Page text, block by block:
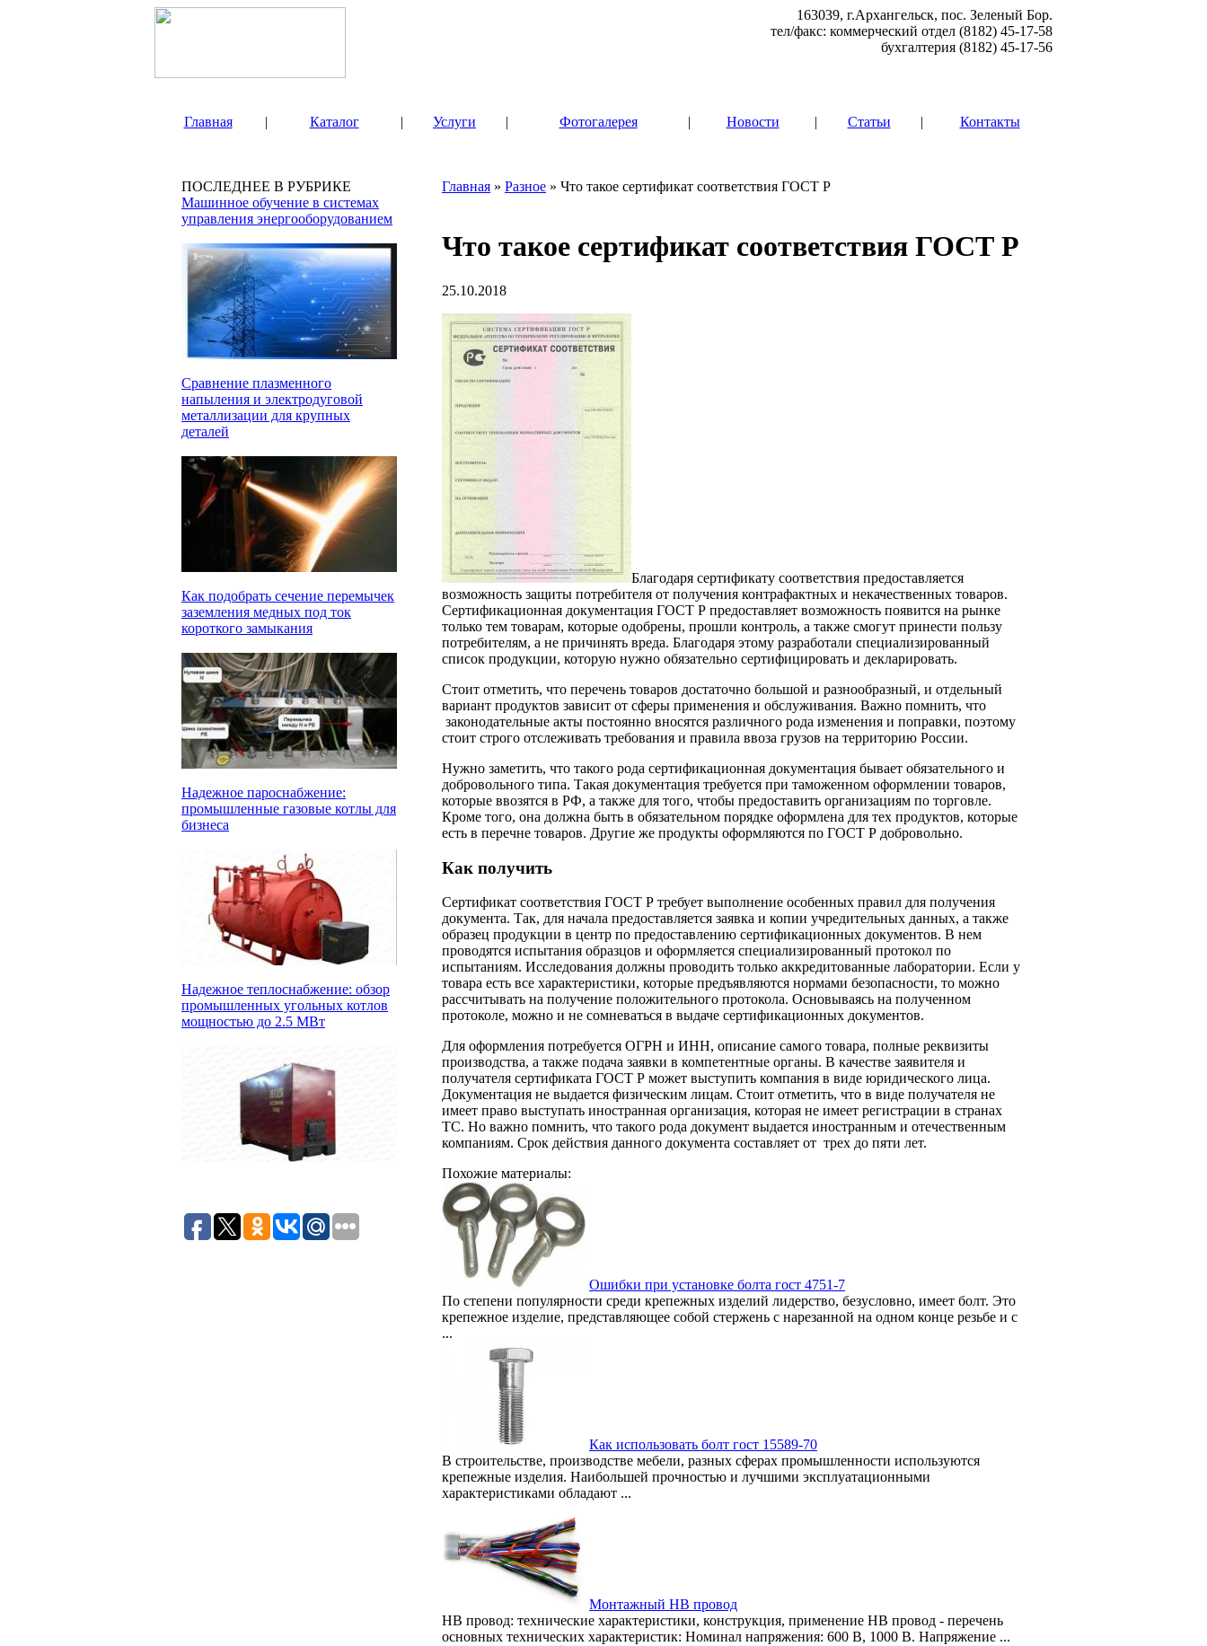
163039, г.Архангельск, пос. Зеленый Бор.
тел/факс: коммерческий отдел (8182) 45-17-58
бухгалтерия (8182) 45-17-56
Главная | Каталог | Услуги | Фотогалерея | Новости | Статьи | Контакты
ПОСЛЕДНЕЕ В РУБРИКЕ
Машинное обучение в системах
управления энергооборудованием
Сравнение плазменного
напыления и электродуговой
металлизации для крупных
деталей
Как подобрать сечение перемычек
заземления медных под ток
короткого замыкания
Надежное пароснабжение:
промышленные газовые котлы для
бизнеса
Надежное теплоснабжение: обзор
промышленных угольных котлов
мощностью до 2.5 МВт
Главная » Разное » Что такое сертификат соответствия ГОСТ Р
Что такое сертификат соответствия ГОСТ Р
25.10.2018
Благодаря сертификату соответствия предоставляется
возможность защиты потребителя от получения контрафактных и некачественных товаров.
Сертификационная документация ГОСТ Р предоставляет возможность появится на рынке
только тем товарам, которые одобрены, прошли контроль, а также смогут принести пользу
потребителям, а не причинять вреда. Благодаря этому разработали специализированный
список продукции, которую нужно обязательно сертифицировать и декларировать.
Стоит отметить, что перечень товаров достаточно большой и разнообразный, и отдельный
вариант продуктов зависит от сферы применения и обслуживания. Важно помнить, что
законодательные акты постоянно вносятся различного рода изменения и поправки, поэтому
стоит строго отслеживать требования и правила ввоза грузов на территорию России.
Нужно заметить, что такого рода сертификационная документация бывает обязательного и
добровольного типа. Такая документация требуется при таможенном оформлении товаров,
которые ввозятся в РФ, а также для того, чтобы предоставить организациям по торговле.
Кроме того, она должна быть в обязательном порядке оформлена для тех продуктов, которые
есть в перечне товаров. Другие же продукты оформляются по ГОСТ Р добровольно.
Как получить
Сертификат соответствия ГОСТ Р требует выполнение особенных правил для получения
документа. Так, для начала предоставляется заявка и копии учредительных данных, а также
образец продукции в центр по предоставлению сертификационных документов. В нем
проводятся испытания образцов и оформляется специализированный протокол по
испытаниям. Исследования должны проводить только аккредитованные лаборатории. Если у
товара есть все характеристики, которые предъявляются нормами безопасности, то можно
рассчитывать на получение положительного протокола. Основываясь на полученном
протоколе, можно и не сомневаться в выдаче сертификационных документов.
Для оформления потребуется ОГРН и ИНН, описание самого товара, полные реквизиты
производства, а также подача заявки в компетентные органы. В качестве заявителя и
получателя сертификата ГОСТ Р может выступить компания в виде юридического лица.
Документация не выдается физическим лицам. Стоит отметить, что в виде получателя не
имеет право выступать иностранная организация, которая не имеет регистрации в странах
ТС. Но важно помнить, что такого рода документ выдается иностранным и отечественным
компаниям. Срок действия данного документа составляет от трех до пяти лет.
Похожие материалы:
Ошибки при установке болта гост 4751-7
По степени популярности среди крепежных изделий лидерство, безусловно, имеет болт. Это
крепежное изделие, представляющее собой стержень с нарезанной на одном конце резьбе и с
...
Как использовать болт гост 15589-70
В строительстве, производстве мебели, разных сферах промышленности используются
крепежные изделия. Наибольшей прочностью и лучшими эксплуатационными
характеристиками обладают ...
Монтажный НВ провод
НВ провод: технические характеристики, конструкция, применение НВ провод - перечень
основных технических характеристик: Номинал напряжения: 600 В, 1000 В. Напряжение ...